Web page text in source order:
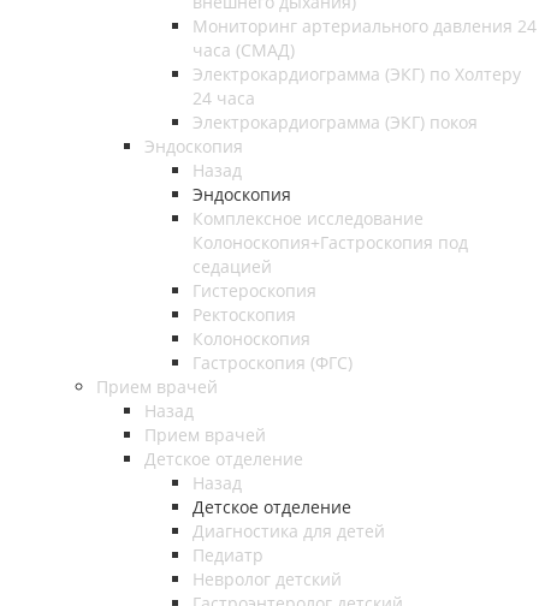
Мониторинг артериального давления 24
часа (СМАД)
Электрокардиограмма (ЭКГ) по Холтеру
24 часа
Электрокардиограмма (ЭКГ) покоя
Эндоскопия
Назад
Эндоскопия
Комплексное исследование
Колоноскопия+Гастроскопия под
седацией
Гистероскопия
Ректоскопия
Колоноскопия
Гастроскопия (ФГС)
Прием врачей
Назад
Прием врачей
Детское отделение
Назад
Детское отделение
Диагностика для детей
Педиатр
Невролог детский